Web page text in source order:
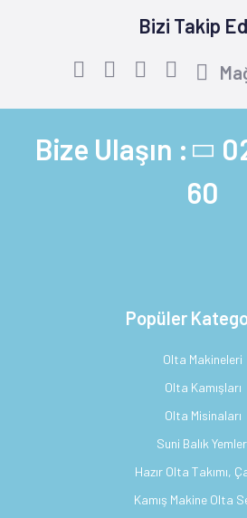
Bizi Takip
Bize Ulaşın :
60
Popüler
Olta Makineleri
Olta Kamışları
Olta Misinaları
Suni Balık
Hazır Olta Takımı,
Kamış Makine Olta